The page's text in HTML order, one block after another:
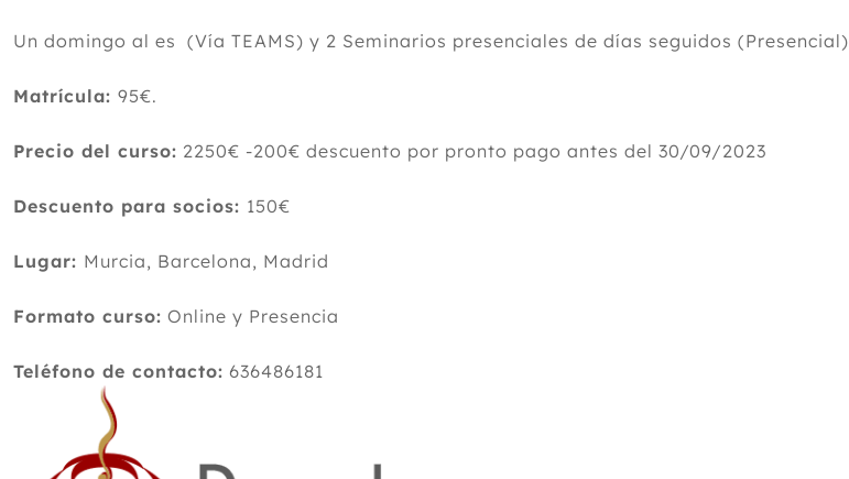
Un domingo al es (Vía TEAMS) y 2 Seminarios presenciales de días seguidos (Presencial)
Matrícula: 95€.
Precio del curso: 2250€ -200€ descuento por pronto pago antes del 30/09/2023
Descuento para socios: 150€
Lugar: Murcia, Barcelona, Madrid
Formato curso: Online y Presencia
Teléfono de contacto: 636486181